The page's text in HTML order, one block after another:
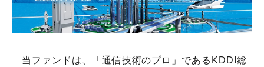
サステナビリティ
健康経営
当ファンドは、「通信技術のプロ」であるKDDI総